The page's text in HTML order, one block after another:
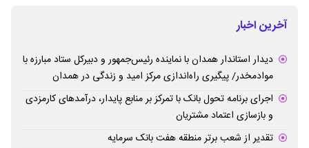
آخرین اخبار
دیدار استاندار همدان با نماینده رئیس‌جمهور و دبیرکل ستاد مبارزه با
موادمخدر/ پیگیری راه‌اندازی مرکز امید و زندگی در همدان
اجرای برنامه تحول بانک با تمرکز بر منابع پایدار، درآمدهای کارمزدی
و بازسازی اعتماد مشتریان
تقدیر از شعب برتر منطقه هفت بانک سرمایه